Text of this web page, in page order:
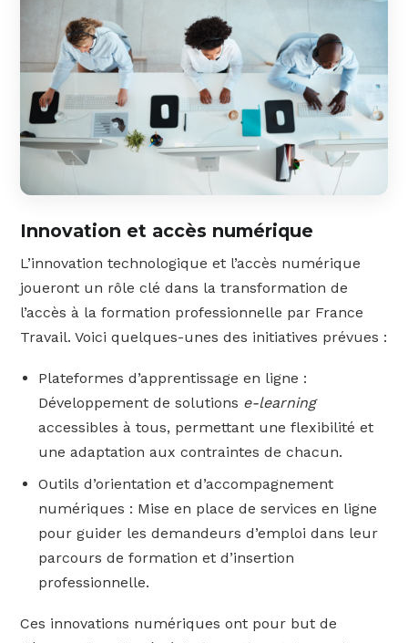
Innovation et accès numérique
L’innovation technologique et l’accès numérique
joueront un rôle clé dans la transformation de
l’accès à la formation professionnelle par France
Travail. Voici quelques-unes des initiatives prévues :
Plateformes d’apprentissage en ligne :
Développement de solutions e-learning
accessibles à tous, permettant une flexibilité et
une adaptation aux contraintes de chacun.
Outils d’orientation et d’accompagnement
numériques : Mise en place de services en ligne
pour guider les demandeurs d’emploi dans leur
parcours de formation et d’insertion
professionnelle.
Ces innovations numériques ont pour but de